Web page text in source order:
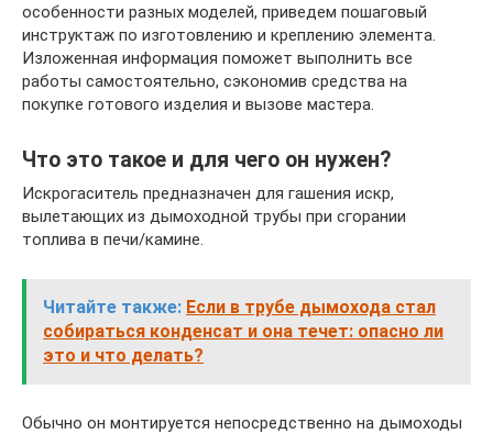
особенности разных моделей, приведем пошаговый
инструктаж по изготовлению и креплению элемента.
Изложенная информация поможет выполнить все
работы самостоятельно, сэкономив средства на
покупке готового изделия и вызове мастера.
Что это такое и для чего он нужен?
Искрогаситель предназначен для гашения искр,
вылетающих из дымоходной трубы при сгорании
топлива в печи/камине.
Читайте также: Если в трубе дымохода стал
собираться конденсат и она течет: опасно ли
это и что делать?
Обычно он монтируется непосредственно на дымоходы